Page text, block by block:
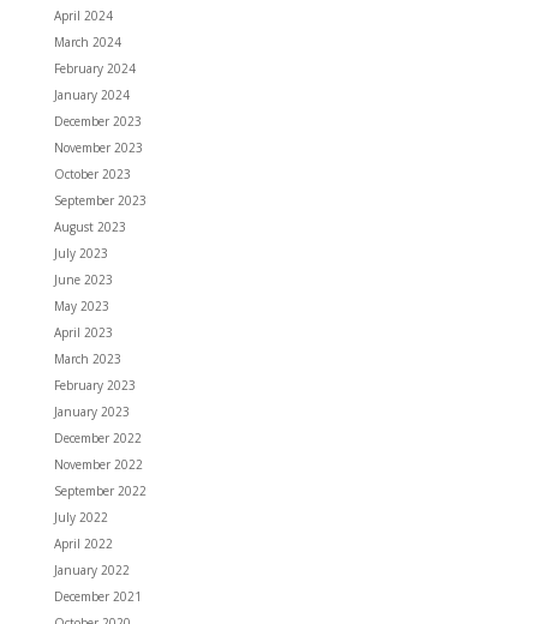
April 2024
March 2024
February 2024
January 2024
December 2023
November 2023
October 2023
September 2023
August 2023
July 2023
June 2023
May 2023
April 2023
March 2023
February 2023
January 2023
December 2022
November 2022
September 2022
July 2022
April 2022
January 2022
December 2021